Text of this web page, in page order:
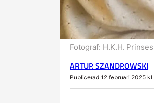
Fotograf: H.K.H.
ARTUR SZANDROWSKI
Publicerad 12 februari 2025 kl